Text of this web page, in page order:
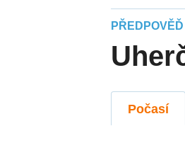
PŘEDPOVĚĎ
Počasí